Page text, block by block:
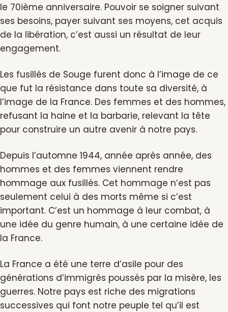
le 70ième anniversaire. Pouvoir se soigner suivant
ses besoins, payer suivant ses moyens, cet acquis
de la libération, c’est aussi un résultat de leur
engagement.
Les fusillés de Souge furent donc à l’image de ce
que fut la résistance dans toute sa diversité, à
l’image de la France. Des femmes et des hommes,
refusant la haine et la barbarie, relevant la tête
pour construire un autre avenir à notre pays.
Depuis l’automne 1944, année après année, des
hommes et des femmes viennent rendre
hommage aux fusillés. Cet hommage n’est pas
seulement celui à des morts même si c’est
important. C’est un hommage à leur combat, à
une idée du genre humain, à une certaine idée de
la France.
La France a été une terre d’asile pour des
générations d’immigrés poussés par la misère, les
guerres. Notre pays est riche des migrations
successives qui font notre peuple tel qu’il est